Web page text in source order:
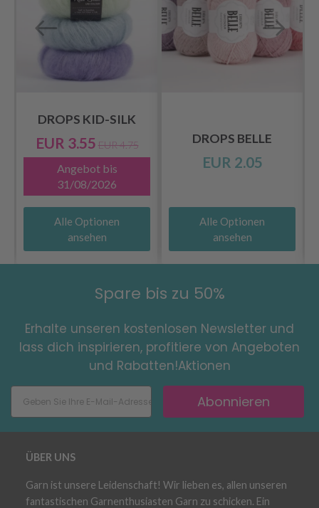
DROPS KID-SILK
EUR 3.55 EUR 4.75
Angebot bis
31/08/2026
Alle Optionen
ansehen
DROPS BELLE
EUR 2.05
Alle Optionen
ansehen
Spare bis zu 50%
Erhalte unseren kostenlosen Newsletter und
lass dich inspirieren, profitiere von Angeboten
und Rabatten!Aktionen
Abonnieren
ÜBER UNS
Garn ist unsere Leidenschaft! Wir lieben es, allen unseren
fantastischen Garnenthusiasten Garn zu schicken. Ein